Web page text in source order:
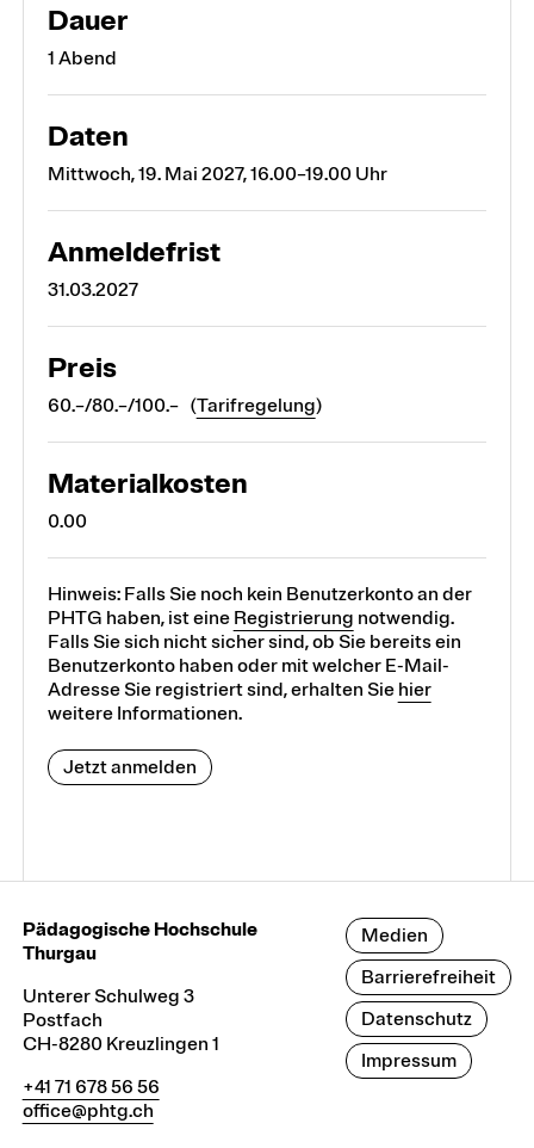
Dauer
1 Abend
Daten
Mittwoch, 19. Mai 2027, 16.00–19.00 Uhr
Anmeldefrist
31.03.2027
Preis
60.–/80.–/100.– (Tarifregelung)
Materialkosten
0.00
Hinweis: Falls Sie noch kein Benutzerkonto an der
PHTG haben, ist eine Registrierung notwendig.
Falls Sie sich nicht sicher sind, ob Sie bereits ein
Benutzerkonto haben oder mit welcher E-Mail-
Adresse Sie registriert sind, erhalten Sie hier
weitere Informationen.
Jetzt anmelden
Pädagogische Hochschule
Thurgau
Unterer Schulweg 3
Postfach
CH-8280 Kreuzlingen 1
+41 71 678 56 56
office@phtg.ch
Medien
Barrierefreiheit
Datenschutz
Impressum